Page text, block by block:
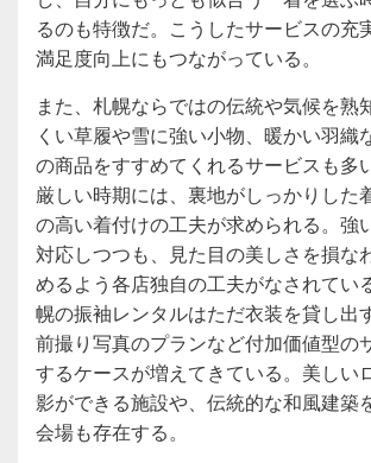
るのも特徴だ。こうしたサービスの充
満足度向上にもつながっている。
また、札幌ならではの伝統や気候を熟
くい草履や雪に強い小物、暖かい羽織
の商品をすすめてくれるサービスも多
厳しい時期には、裏地がしっかりした
の高い着付けの工夫が求められる。強
対応しつつも、見た目の美しさを損な
めるよう各店独自の工夫がなされてい
幌の振袖レンタルはただ衣装を貸し出
前撮り写真のプランなど付加価値型の
するケースが増えてきている。美しい
影ができる施設や、伝統的な和風建築
会場も存在する。